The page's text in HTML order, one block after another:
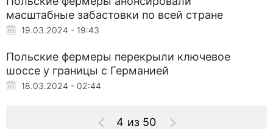
масштабные забастовки по всей стране
19.03.2024 - 19:43
Польские фермеры перекрыли ключевое
шоссе у границы с Германией
18.03.2024 - 02:44
4 из 50